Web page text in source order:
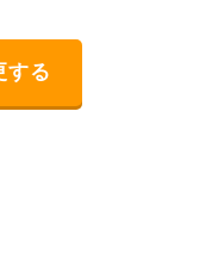
する